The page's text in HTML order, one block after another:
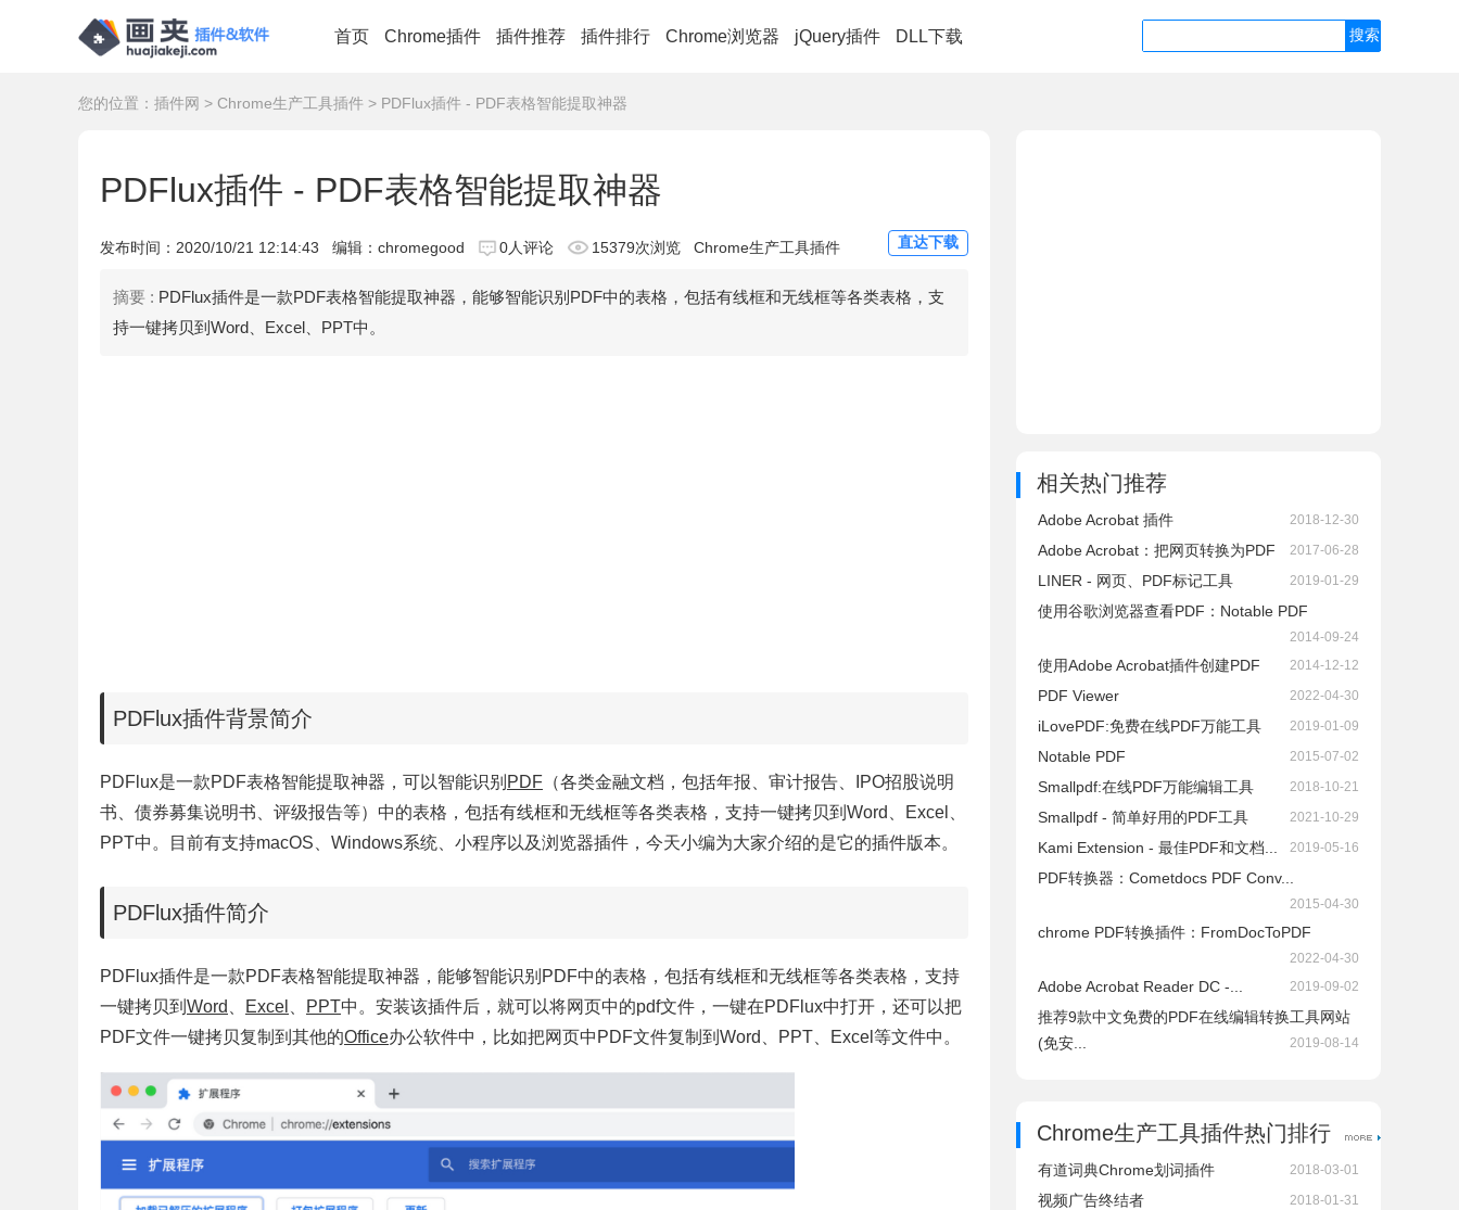
首页 Chrome插件 插件推荐 插件排行 Chrome浏览器 jQuery插件 DLL下载
您的位置： 插件网 > Chrome生产工具插件 > PDFlux插件 - PDF表格智能提取神器
PDFlux插件 - PDF表格智能提取神器
发布时间： 2020/10/21 12:14:43 编辑：chromegood 0人评论 15379次浏览 Chrome生产工具插件 直达下载
摘要 : PDFlux插件是一款PDF表格智能提取神器，能够智能识别PDF中的表格，包括有线框和无线框等各类表格，支
持一键拷贝到Word、Excel、PPT中。
PDFlux插件背景简介
PDFlux是一款PDF表格智能提取神器，可以智能识别 PDF （各类金融文档，包括年报、审计报告、IPO招股说明
书、债券募集说明书、评级报告等）中的表格，包括有线框和无线框等各类表格，支持一键拷贝到Word、Excel、
PPT中。目前有支持macOS、Windows系统、小程序以及浏览器插件，今天小编为大家介绍的是它的插件版本。
PDFlux插件简介
PDFlux插件是一款PDF表格智能提取神器，能够智能识别PDF中的表格，包括有线框和无线框等各类表格，支持
一键拷贝到 Word Excel PPT中。安装该插件后，就可以将网页中的pdf文件，一键在PDFlux中打开，还可以把
PDF文件一键拷贝复制到其他的Office办公软件中，比如把网页中PDF文件复制到Word、PPT、Excel等文件中。
相关热门推荐
Adobe Acrobat 插件 2018-12-30
Adobe Acrobat：把网页转换为PDF 2017-06-28
LINER - 网页、PDF标记工具 2019-01-29
使用谷歌浏览器查看PDF：Notable PDF
2014-09-24
使用Adobe Acrobat插件创建PDF 2014-12-12
PDF Viewer 2022-04-30
iLovePDF:免费在线PDF万能工具 2019-01-09
Notable PDF 2015-07-02
Smallpdf:在线PDF万能编辑工具 2018-10-21
Smallpdf - 简单好用的PDF工具 2021-10-29
Kami Extension - 最佳PDF和文档... 2019-05-16
PDF转换器：Cometdocs PDF Conv...
2015-04-30
chrome PDF转换插件：FromDocToPDF
2022-04-30
Adobe Acrobat Reader DC -... 2019-09-02
推荐9款中文免费的PDF在线编辑转换工具网站
(免安...
2019-08-14
Chrome生产工具插件热门排行
有道词典Chrome划词插件 2018-03-01
视频广告终结者 2018-01-31